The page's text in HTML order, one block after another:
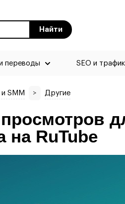
Найти
переводы SEO и трафик
SMM > Другие
на RuTube